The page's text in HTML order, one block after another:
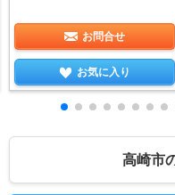
お問合せ
お気に入り
高崎市